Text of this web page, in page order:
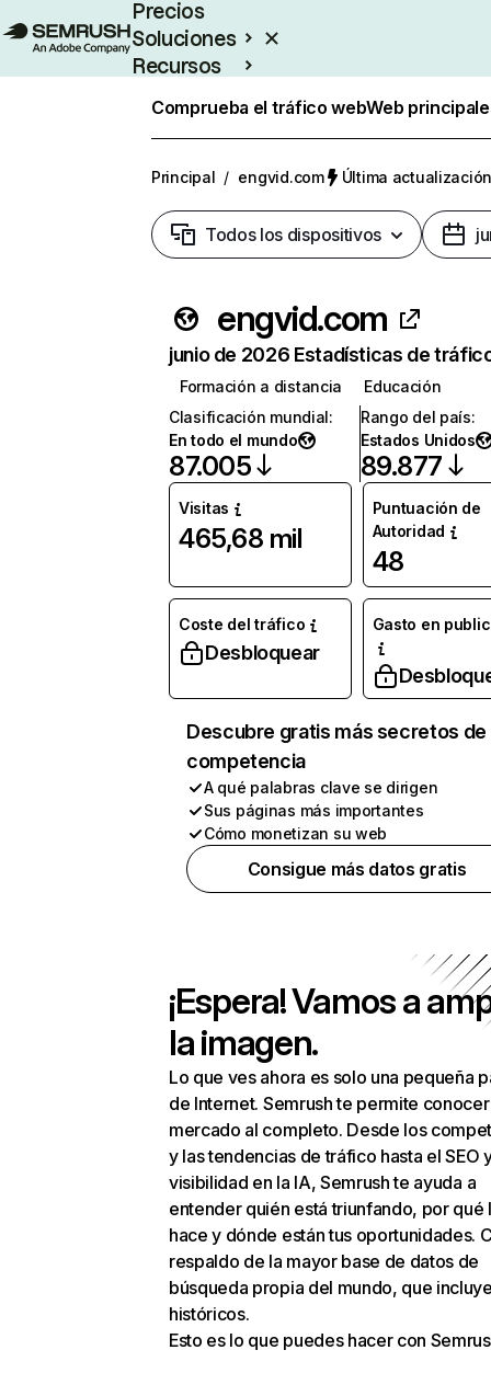
Precios
Soluciones
Recursos
Comprueba el tráfico webWeb
Principal / engvid.com Última
Todos los dispositivos
engvid.com
junio de 2026 Estadísticas de
Formación a distancia
Educación
Clasificación mundial:
En todo el mundo
87.005
Rango del país:
Estados Unidos
89.877
Visitas
465,68 mil
Puntuación de
Autoridad
48
Coste del tráfico
Desbloquear
Gasto en
Descubre gratis más secretos de
competencia
A qué palabras clave se dirigen
Sus páginas más importantes
Cómo monetizan su web
Consigue más datos gratis
¡Espera! Vamos a
la imagen.
Lo que ves ahora es solo una pequeña
de Internet. Semrush te permite
mercado al completo. Desde los
y las tendencias de tráfico hasta el SEO
visibilidad en la IA, Semrush te ayuda a
entender quién está triunfando, por qué
hace y dónde están tus oportunidades.
respaldo de la mayor base de datos de
búsqueda propia del mundo, que
históricos.
Esto es lo que puedes hacer con